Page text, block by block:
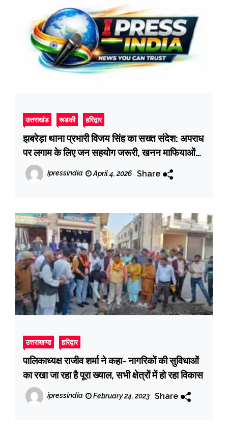
उत्तराखंड रूडकी हरिद्वार
झबरेड़ा थाना प्रभारी विजय सिंह का सख्त संदेश: अपराध
पर लगाम के लिए जन सहयोग जरूरी, खनन माफियाओं
पर कसा शिकंजा
ipressindia April 4, 2026 Share
उत्तराखण्ड हरिद्वार
पालिकाध्यक्ष राजीव शर्मा ने कहा- नागरिकों की सुविधाओं
का रखा जा रहा है पूरा ख्याल, सभी क्षेत्रों में हो रहा विकास
ipressindia February 24, 2023 Share